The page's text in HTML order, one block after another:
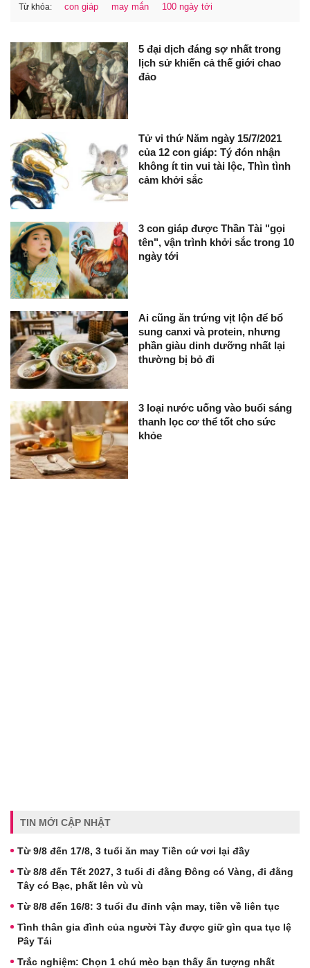
Từ khóa: con giáp may mắn 100 ngày tới
5 đại dịch đáng sợ nhất trong
lịch sử khiến cả thế giới chao
đảo
Tử vi thứ Năm ngày 15/7/2021
của 12 con giáp: Tý đón nhận
không ít tin vui tài lộc, Thìn tình
cảm khởi sắc
3 con giáp được Thần Tài "gọi
tên", vận trình khởi sắc trong 10
ngày tới
Ai cũng ăn trứng vịt lộn để bổ
sung canxi và protein, nhưng
phần giàu dinh dưỡng nhất lại
thường bị bỏ đi
3 loại nước uống vào buổi sáng
thanh lọc cơ thể tốt cho sức
khỏe
TIN MỚI CẬP NHẬT
Từ 9/8 đến 17/8, 3 tuổi ăn may Tiền cứ vơi lại đầy
Từ 8/8 đến Tết 2027, 3 tuổi đi đằng Đông có Vàng, đi đằng
Tây có Bạc, phất lên vù vù
Từ 8/8 đến 16/8: 3 tuổi đu đỉnh vận may, tiền về liên tục
Tình thân gia đình của người Tày được giữ gìn qua tục lệ
Pây Tái
Trắc nghiệm: Chọn 1 chú mèo bạn thấy ấn tượng nhất